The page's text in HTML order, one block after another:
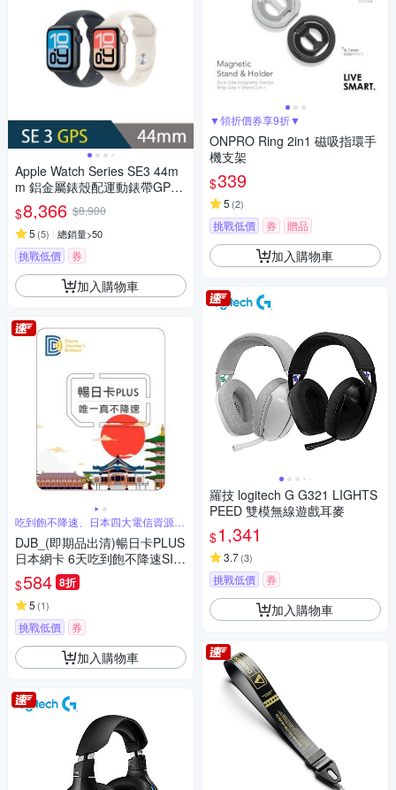
Apple Watch Series SE3 44m
m 鋁金屬錶殼配運動錶帶GPS
智慧手錶
$8,366 $8,900
5 (5) 總銷量>50
挑戰低價 券
加入購物車
吃到飽不降速、日本四大電信資源共
享
DJB_(即期品出清)暢日卡PLUS
日本網卡 6天吃到飽不降速SIM
卡
$584 8折
5 (1)
挑戰低價 券
加入購物車
▼領折價券享9折▼
ONPRO Ring 2in1 磁吸指環手
機支架
$339
5 (2)
挑戰低價 券 贈品
加入購物車
羅技 logitech G G321 LIGHTS
PEED 雙模無線遊戲耳麥
$1,341
3.7(3)
挑戰低價 券
加入購物車